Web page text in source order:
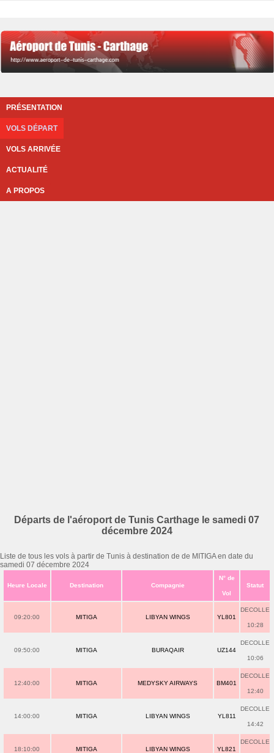
PRÉSENTATION
VOLS DÉPART
VOLS ARRIVÉE
ACTUALITÉ
A PROPOS
Départs de l'aéroport de Tunis Carthage le samedi 07
décembre 2024
Liste de tous les vols à partir de Tunis à destination de de MITIGA en date du
samedi 07 décembre 2024
Heure Locale Destination Compagnie
N° de
Vol
Statut
09:20:00 MITIGA LIBYAN WINGS YL801
DECOLLE
10:28
09:50:00 MITIGA BURAQAIR UZ144
DECOLLE
10:06
12:40:00 MITIGA MEDYSKY AIRWAYS BM401
DECOLLE
12:40
14:00:00 MITIGA LIBYAN WINGS YL811
DECOLLE
14:42
18:10:00 MITIGA LIBYAN WINGS YL821
DECOLLE